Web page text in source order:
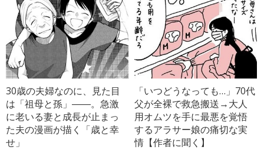
30歳の夫婦なのに、見た目
は「祖母と孫」――。急激
に老いる妻と成長が止まっ
た夫の漫画が描く「歳と幸
せ」
「いつどうなっても…」70代
父が全裸で救急搬送→大人
用オムツを手に最悪を覚悟
するアラサー娘の痛切な実
情【作者に聞く】